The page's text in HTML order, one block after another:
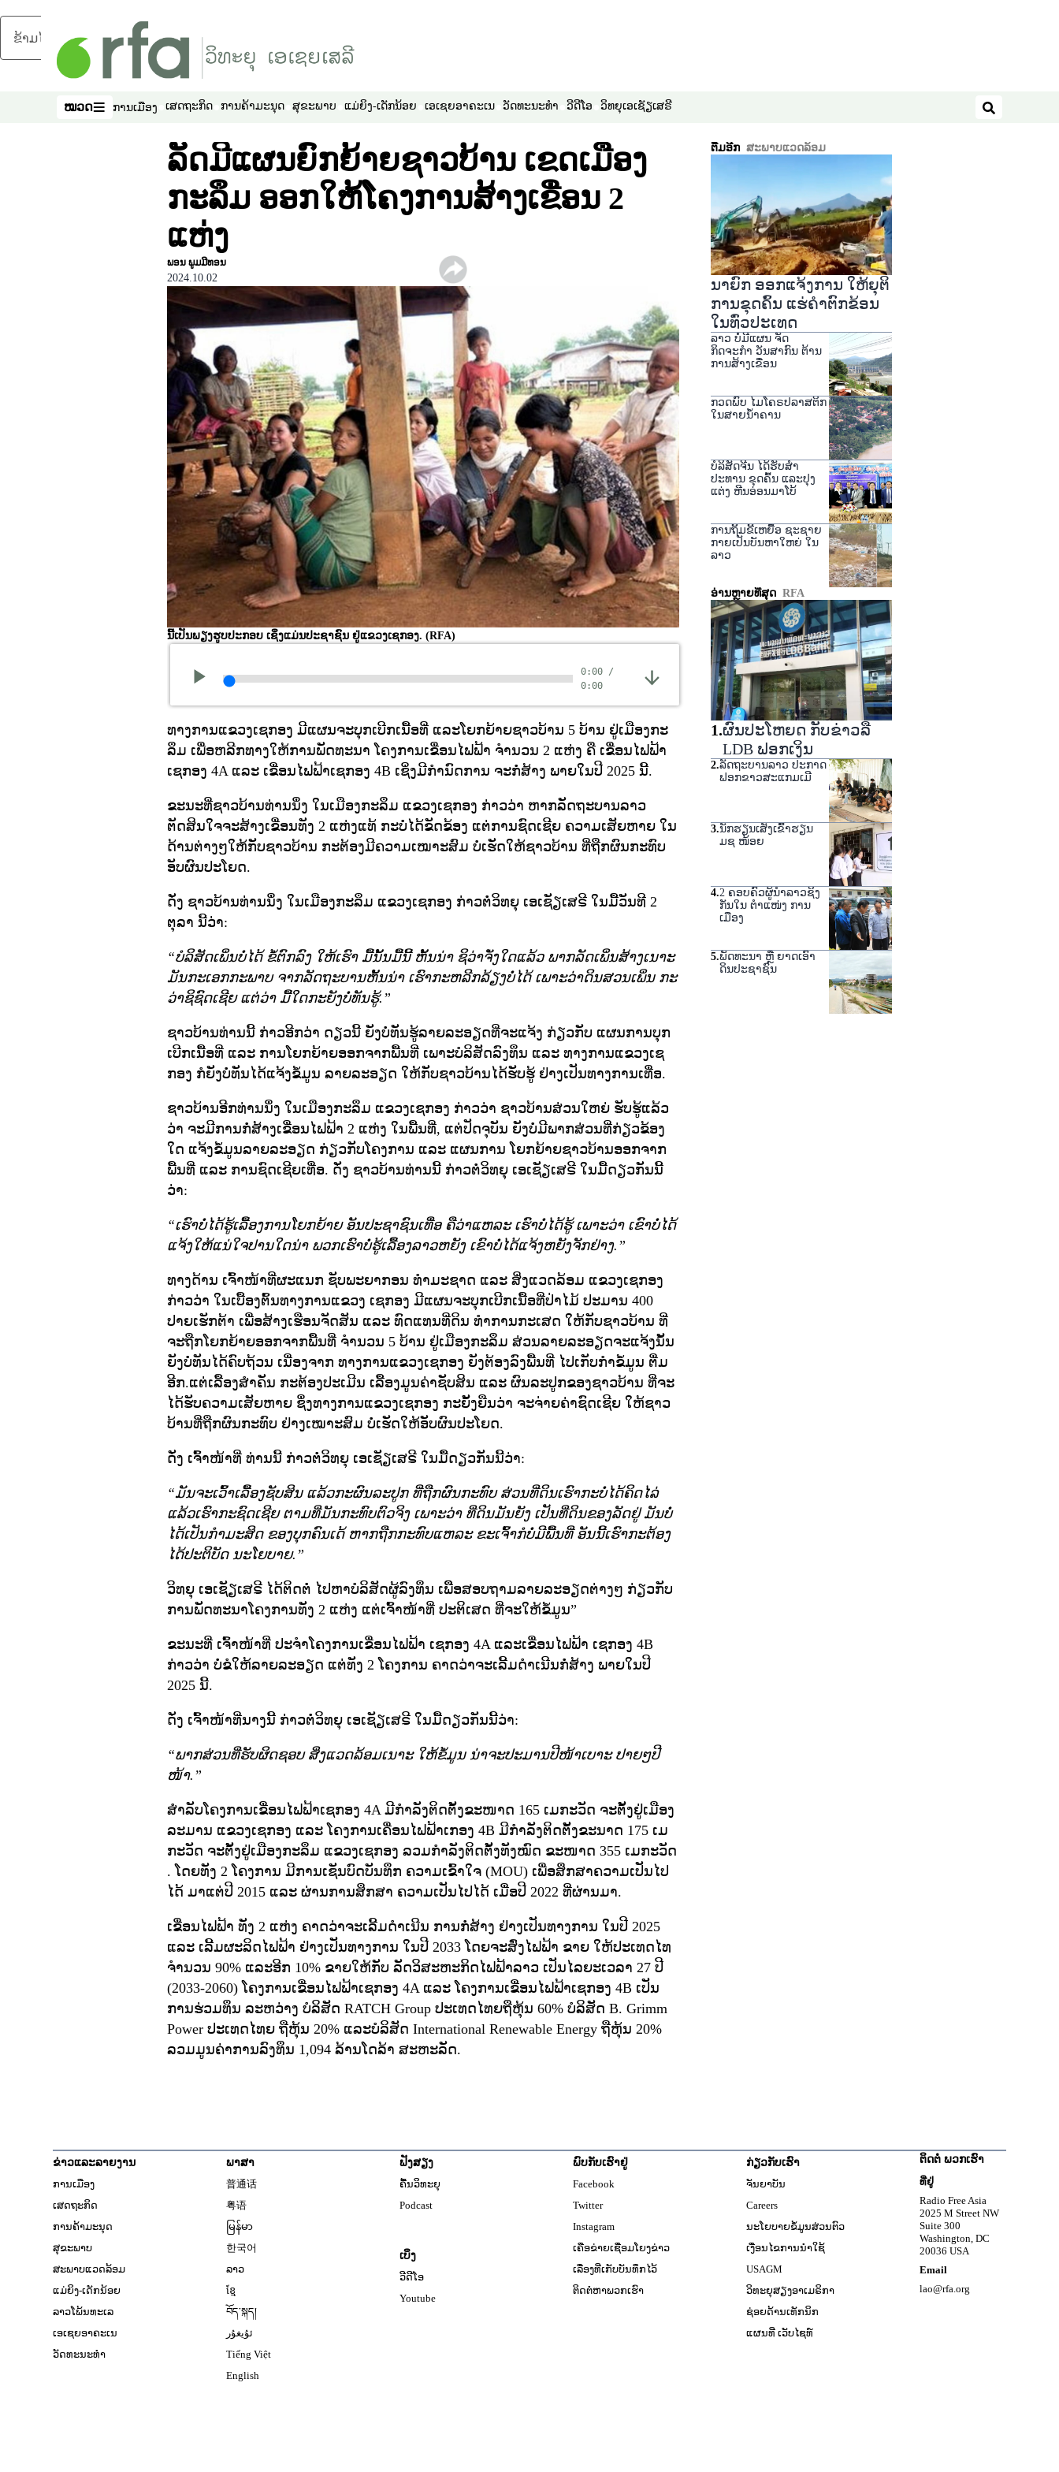
ຂ້າມໄປຍັງເນື້ອຫາຫຼັກ
ໝວດ
ໝວດ ການເມືອງ ເສດຖະກິດ ການຄ້າມະນຸດ ສຸຂະພາບ ແມ່ຍິງ-ເດັກນ້ອຍ ເອເຊຍອາຄະເນ ວັດທະນະທຳ ວີດີໂອ ວິທຍຸເອເຊັຽເສຣີ
ຄົ້ນຫາ
ລັດມີແຜນຍົກຍ້າຍຊາວບ້ານ ເຂດເມືອງ
ກະລຶມ ອອກໃຫ້ໂຄງການສ້າງເຂື່ອນ 2
ແຫ່ງ
ພອນ ພູມມີທອນ
2024.10.02
ນີ້ເປັນພຽງຮູບປະກອບ ເຊິ່ງແມ່ນປະຊາຊົນ ຢູ່ແຂວງເຊກອງ. (RFA)
0:00 /
0:00
ທາງການແຂວງເຊກອງ ມີແຜນຈະບຸກເບີກເນື້ອທີ່ ແລະໂຍກຍ້າຍຊາວບ້ານ 5 ບ້ານ ຢູ່ເມືອງກະ
ລຶມ ເພື່ອຫລີກທາງໃຫ້ການພັດທະນາ ໂຄງການເຂື່ອນໄຟຟ້າ ຈໍານວນ 2 ແຫ່ງ ຄື ເຂື່ອນໄຟຟ້າ
ເຊກອງ 4A ແລະ ເຂື່ອນໄຟຟ້າເຊກອງ 4B ເຊິ່ງມີກໍານົດການ ຈະກໍ່ສ້າງ ພາຍໃນປີ 2025 ນີ້.
ຂະນະທີ່ຊາວບ້ານທ່ານນຶ່ງ ໃນເມືອງກະລຶມ ແຂວງເຊກອງ ກ່າວວ່າ ຫາກລັດຖະບານລາວ
ຕັດສິນໃຈຈະສ້າງເຂື່ອນທັງ 2 ແຫ່ງແທ້ ກະບໍ່ໄດ້ຂັດຂ້ອງ ແຕ່ການຊົດເຊີຍ ຄວາມເສັຍຫາຍ ໃນ
ດ້ານຕ່າງໆໃຫ້ກັບຊາວບ້ານ ກະຕ້ອງມີຄວາມເໝາະສົມ ບໍ່ເຮັດໃຫ້ຊາວບ້ານ ທີ່ຖືກຜົນກະທົບ
ອັບຜົນປະໂຍດ.
ດັ່ງ ຊາວບ້ານທ່ານນຶ່ງ ໃນເມືອງກະລຶມ ແຂວງເຊກອງ ກ່າວຕໍ່ວິທຍຸ ເອເຊັຽເສຣີ ໃນມື້ວັນທີ 2
ຕຸລາ ນີ້ວ່າ:
“ບໍລິສັດເພິ່ນບໍ່ໄດ້ ຂໍ້ຕົກລົງ ໃຫ້ເຮົາ ມື້ນັ້ນມື້ນີ້ ຫັ້ນນ່າ ຊິວ່າຈັ່ງໃດແລ້ວ ພາກລັດເພິ່ນສ້າງເນາະ
ມັນກະເອກກະພາບ ຈາກລັດຖະບານຫັ້ນນ່າ ເຮົາກະຫລີກລ້ຽງບໍ່ໄດ້ ເພາະວ່າດິນສວນເພິ່ນ ກະ
ວ່າຊິຊົດເຊີຍ ແຕ່ວ່າ ມື້ໃດກະຍັງບໍ່ທັນຮູ້.”
ຊາວບ້ານທ່ານນີ້ ກ່າວອີກວ່າ ດຽວນີ້ ຍັງບໍ່ທັນຮູ້ລາຍລະອຽດທີ່ຈະແຈ້ງ ກ່ຽວກັບ ແຜນການບຸກ
ເບີກເນື້ອທີ່ ແລະ ການໂຍກຍ້າຍອອກຈາກພື້ນທີ່ ເພາະບໍລິສັດລົງທຶນ ແລະ ທາງການແຂວງເຊ
ກອງ ກໍຍັງບໍ່ທັນໄດ້ແຈ້ງຂໍ້ມູນ ລາຍລະອຽດ ໃຫ້ກັບຊາວບ້ານໄດ້ຮັບຮູ້ ຢ່າງເປັນທາງການເທື່ອ.
ຊາວບ້ານອີກທ່ານນຶ່ງ ໃນເມືອງກະລຶມ ແຂວງເຊກອງ ກ່າວວ່າ ຊາວບ້ານສ່ວນໃຫຍ່ ຮັບຮູ້ແລ້ວ
ວ່າ ຈະມີການກໍ່ສ້າງເຂື່ອນໄຟຟ້າ 2 ແຫ່ງ ໃນພື້ນທີ່, ແຕ່ປັດຈຸບັນ ຍັງບໍ່ມີພາກສ່ວນທີ່ກ່ຽວຂ້ອງ
ໃດ ແຈ້ງຂໍ້ມູນລາຍລະອຽດ ກ່ຽວກັບໂຄງການ ແລະ ແຜນການ ໂຍກຍ້າຍຊາວບ້ານອອກຈາກ
ພື້ນທີ່ ແລະ ການຊົດເຊີຍເທື່ອ. ດັ່ງ ຊາວບ້ານທ່ານນີ້ ກ່າວຕໍ່ວິທຍຸ ເອເຊັຽເສຣີ ໃນມື້ດຽວກັນນີ້
ວ່າ:
“ເຮົາບໍ່ໄດ້ຮູ້ເລື້ອງການໂຍກຍ້າຍ ອັນປະຊາຊົນເທື່ອ ຄືວ່າແຫລະ ເຮົາບໍ່ໄດ້ຮູ້ ເພາະວ່າ ເຂົາບໍ່ໄດ້
ແຈ້ງໃຫ້ແນ່ໃຈປານໃດນ່າ ພວກເຮົາບໍ່ຮູ້ເລື້ອງລາວຫຍັງ ເຂົາບໍ່ໄດ້ແຈ້ງຫຍັງຈັກຢ່າງ.”
ທາງດ້ານ ເຈົ້າໜ້າທີ່ຜະແນກ ຊັບພະຍາກອນ ທໍາມະຊາດ ແລະ ສິ່ງແວດລ້ອມ ແຂວງເຊກອງ
ກ່າວວ່າ ໃນເບື້ອງຕົ້ນທາງການແຂວງ ເຊກອງ ມີແຜນຈະບຸກເບີກເນື້ອທີ່ປ່າໄມ້ ປະມານ 400
ປາຍເຮັກຕ້າ ເພື່ອສ້າງເຮືອນຈັດສັນ ແລະ ທົດແທນທີ່ດິນ ທໍາການກະເສດ ໃຫ້ກັບຊາວບ້ານ ທີ່
ຈະຖືກໂຍກຍ້າຍອອກຈາກພື້ນທີ່ ຈໍານວນ 5 ບ້ານ ຢູ່ເມືອງກະລຶມ ສ່ວນລາຍລະອຽດຈະແຈ້ງນັ້ນ
ຍັງບໍ່ທັນໄດ້ຄົບຖ້ວນ ເນື່ອງຈາກ ທາງການແຂວງເຊກອງ ຍັງຕ້ອງລົງພື້ນທີ່ ໄປເກັບກໍາຂໍ້ມູນ ຕື່ມ
ອີກ.ແຕ່ເລື້ອງສໍາຄັນ ກະຕ້ອງປະເມີນ ເລື້ອງມູນຄ່າຊັບສິນ ແລະ ຜົນລະປູກຂອງຊາວບ້ານ ທີ່ຈະ
ໄດ້ຮັບຄວາມເສັຍຫາຍ ຊຶ່ງທາງການແຂວງເຊກອງ ກະຍັ້ງຍືນວ່າ ຈະຈ່າຍຄ່າຊົດເຊີຍ ໃຫ້ຊາວ
ບ້ານທີ່ຖືກຜົນກະທົບ ຢ່າງເໝາະສົມ ບໍ່ເຮັດໃຫ້ອັບຜົນປະໂຍດ.
ດັ່ງ ເຈົ້າໜ້າທີ່ ທ່ານນີ້ ກ່າວຕໍ່ວິທຍຸ ເອເຊັຽເສຣີ ໃນມື້ດຽວກັນນີ້ວ່າ:
“ມັນຈະເວົ້າເລື້ອງຊັບສິນ ແລ້ວກະຜົນລະປູກ ທີ່ຖືກຜົນກະທົບ ສ່ວນທີ່ດິນເຮົາກະບໍ່ໄດ້ຄິດໄລ່
ແລ້ວເຮົາກະຊົດເຊີຍ ຕາມທີ່ມັນກະທົບຕົວຈິງ ເພາະວ່າ ທີ່ດິນມັນຍັງ ເປັນທີ່ດິນຂອງລັດຢູ່ ມັນບໍ່
ໄດ້ເປັນກໍາມະສິດ ຂອງບຸກຄົນເດ້ ຫາກຖືກກະທົບແຫລະ ຂະເຈົ້າກໍບໍ່ມີພື້ນທີ່ ອັນນີ້ເຮົາກະຕ້ອງ
ໄດ້ປະຕິບັດ ນະໂຍບາຍ.”
ວິທຍຸ ເອເຊັຽເສຣີ ໄດ້ຕິດຕໍ່ ໄປຫາບໍລິສັດຜູ້ລົງທຶນ ເພືີອສອບຖາມລາຍລະອຽດຕ່າງໆ ກ່ຽວກັບ
ການພັດທະນາໂຄງການທັງ 2 ແຫ່ງ ແຕ່ເຈົ້າໜ້າທີ່ ປະຕິເສດ ທີ່ຈະໃຫ້ຂໍ້ມູນ”
ຂະນະທີ່ ເຈົ້າໜ້າທີ່ ປະຈໍາໂຄງການເຂື່ອນໄຟຟ້າ ເຊກອງ 4A ແລະເຂື່ອນໄຟຟ້າ ເຊກອງ 4B
ກ່າວວ່າ ບໍ່ຂໍໃຫ້ລາຍລະອຽດ ແຕ່ທັງ 2 ໂຄງການ ຄາດວ່າຈະເລີ້ມດໍາເນີນກໍ່ສ້າງ ພາຍໃນປີ
2025 ນີ້.
ດັ່ງ ເຈົ້າໜ້າທີ່ນາງນີ້ ກ່າວຕໍ່ວິທຍຸ ເອເຊັຽເສຣີ ໃນມື້ດຽວກັນນີ້ວ່າ:
“ພາກສ່ວນທີ່ຮັບຜິດຊອບ ສິ່ງແວດລ້ອມເນາະ ໃຫ້ຂໍ້ມູນ ນ່າຈະປະມານປີໜ້າເບາະ ປາຍໆປີ
ໜ້າ.”
ສໍາລັບໂຄງການເຂື່ອນໄຟຟ້າເຊກອງ 4A ມີກໍາລັງຕິດຕັ້ງຂະໜາດ 165 ເມກະວັດ ຈະຕັ້ງຢູ່ເມືອງ
ລະມານ ແຂວງເຊກອງ ແລະ ໂຄງການເຄື່ອນໄຟຟ້າເກອງ 4B ມີກໍາລັງຕິດຕັ້ງຂະນາດ 175 ເມ
ກະວັດ ຈະຕັ້ງຢູ່ເມືອງກະລຶມ ແຂວງເຊກອງ ລວມກໍາລັງຕິດຕັ້ງທັງໝົດ ຂະໜາດ 355 ເມກະວັດ
. ໂດຍທັງ 2 ໂຄງການ ມີການເຊັນບົດບັນທຶກ ຄວາມເຂົ້າໃຈ (MOU) ເພື່ອສຶກສາຄວາມເປັນໄປ
ໄດ້ ມາແຕ່ປີ 2015 ແລະ ຜ່ານການສຶກສາ ຄວາມເປັນໄປໄດ້ ເມື່ອປີ 2022 ທີ່ຜ່ານມາ.
ເຂື່ອນໄຟຟ້າ ທັງ 2 ແຫ່ງ ຄາດວ່າຈະເລີ້ມດໍາເນີນ ການກໍ່ສ້າງ ຢ່າງເປັນທາງການ ໃນປີ 2025
ແລະ ເລີ້ມຜະລິດໄຟຟ້າ ຢ່າງເປັນທາງການ ໃນປີ 2033 ໂດຍຈະສົ່ງໄຟຟ້າ ຂາຍ ໃຫ້ປະເທດໄທ
ຈໍານວນ 90% ແລະອີກ 10% ຂາຍໃຫ້ກັບ ລັດວິສະຫະກິດໄຟຟ້າລາວ ເປັນໄລຍະເວລາ 27 ປີ
(2033-2060) ໂຄງການເຂື່ອນໄຟຟ້າເຊກອງ 4A ແລະ ໂຄງການເຂື່ອນໄຟຟ້າເຊກອງ 4B ເປັນ
ການຮ່ວມທຶນ ລະຫວ່າງ ບໍລິສັດ RATCH Group ປະເທດໄທຍຖືຫຸ້ນ 60% ບໍລິສັດ B. Grimm
Power ປະເທດໄທຍ ຖືຫຸ້ນ 20% ແລະບໍລິສັດ International Renewable Energy ຖືຫຸ້ນ 20%
ລວມມູນຄ່າການລົງທຶນ 1,094 ລ້ານໂດລ້າ ສະຫະລັດ.
ຕື່ມອີກ ສະພາບແວດລ້ອມ
ນາຍົກ ອອກແຈ້ງການ ໃຫ້ຍຸຕິ
ການຂຸດຄົ້ນ ແຮ່ຄໍາຕົກຂ້ອນ
ໃນທົ່ວປະເທດ
ລາວ ບໍ່ມີແຜນ ຈັດ
ກິດຈະກຳ ວັນສາກົນ ຕ້ານ
ການສ້າງເຂື່ອນ
ກວດພົບ ໄມໂຄຣປລາສຕິກ
ໃນສາຍນ້ຳຄານ
ບໍລິສັດຈີນ ໄດ້ຮັບສໍາ
ປະທານ ຂຸດຄົ້ນ ແລະປຸງ
ແຕ່ງ ຫີນອ່ອນມາໂບ້
ການຖິ້ມຂີ້ເຫຍື້ອ ຊະຊາຍ
ກາຍເປັນບັນຫາໃຫຍ່ ໃນ
ລາວ
ອ່ານຫຼາຍທີ່ສຸດ RFA
1.ຜົນປະໂຫຍດ ກັບຂ່າວລື
LDB ຟອກເງິນ
2.ລັດຖະບານລາວ ປະກາດ
ຟອກຂາວສະແກມເມີ
3.ນັກຮຽນເສັງເຂົ້າຮຽນ
ມຊ ໜ້ອຍ
4.2 ຄອບຄົວຜູ້ນໍາລາວຊິງ
ກັນໃນ ຕໍາແໜ່ງ ການ
ເມືອງ
5.ພັດທະນາ ຫຼື ຍາດເອົາ
ດິນປະຊາຊົນ
ຂ່າວແລະລາຍງານ
ການເມືອງ
ເສດຖະກິດ
ການຄ້າມະນຸດ
ສຸຂະພາບ
ສະພາບແວດລ້ອມ
ແມ່ຍິງ-ເດັກນ້ອຍ
ລາວໂພ້ນທະເລ
ເອເຊຍອາຄະເນ
ວັດທະນະທຳ
ພາສາ
普通话
粤语
မြန်မာ
한국어
ລາວ
ខ្មែ
བོད་སྐད།
ئۇيغۇر
Tiếng Việt
English
ຟັງສຽງ
ຄື້ນວິທະຍຸ
Podcast
ເບິ່ງ
ວີດີໂອ
Youtube
ພົບກັບເຮົາຢູ່
Facebook
Twitter
Instagram
ເຄືອຂ່າຍເຊື່ອມໂຍງຂ່າວ
ເລື່ອງທີ່ເກັບບັນທຶກໄວ້
ຕິດຕໍ່ຫາພວກເຮົາ
ກ່ຽວກັບເຮົາ
ຈັນຍາບັນ
Careers
ນະໂຍບາຍຂໍ້ມູນສ່ວນຕົວ
ເງື່ອນໄຂການນໍາໃຊ້
USAGM
ວິທະຍຸສຽງອາເມຣິກາ Opens in new window
ຊ່ອຍດ້ານເທັກນິກ
ແຜນທີ່ ເວັບໄຊທ໌
ຕິດຕໍ່ ພວກເຮົາ
ທີ່ຢູ່
Radio Free Asia
2025 M Street NW
Suite 300
Washington, DC
20036 USA
Email
lao@rfa.org